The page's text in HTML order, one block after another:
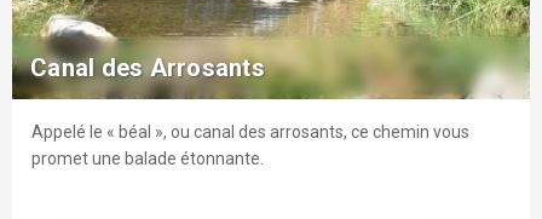
Situé à Ollioules (83190) au 385 chemin de Piedardant.
explore2.0 km
Canal des Arrosants
Appelé le « béal », ou canal des arrosants, ce chemin vous
promet une balade étonnante.